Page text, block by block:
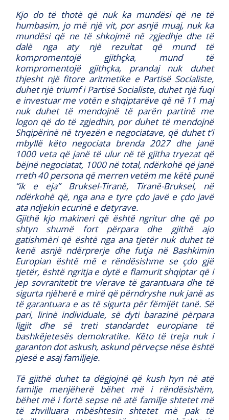
Kjo do të thotë që nuk ka mundësi që ne të
humbasim, jo më një vit, por asnjë muaj, nuk ka
mundësi që ne të shkojmë në zgjedhje dhe të
dalë nga aty një rezultat që mund të
kompromentojë gjithçka, mund të
kompromentojë gjithçka, prandaj nuk duhet
thjesht një fitore aritmetike e Partisë Socialiste,
duhet një triumf i Partisë Socialiste, duhet një fuqi
e investuar me votën e shqiptarëve që në 11 maj
nuk duhet të mendojnë të parën partinë me
logon që do të zgjedhin, por duhet të mendojnë
Shqipërinë në tryezën e negociatave, që duhet t’i
mbyllë këto negociata brenda 2027 dhe janë
1000 veta që janë të ulur në të gjitha tryezat që
bëjnë negociatat, 1000 në total, ndërkohë që janë
rreth 40 persona që merren vetëm me këtë punë
“ik e eja” Bruksel-Tiranë, Tiranë-Bruksel, në
ndërkohë që, nga ana e tyre çdo javë e çdo javë
ata ndjekin ecurinë e detyrave.
Gjithë kjo makineri që është ngritur dhe që po
shtyn shumë fort përpara dhe gjithë ajo
gatishmëri që është nga ana tjetër nuk duhet të
kenë asnjë ndërprerje dhe futja në Bashkimin
Europian është më e rëndësishme se çdo gjë
tjetër, është ngritja e dytë e flamurit shqiptar që i
jep sovranitetit tre vlerave të garantuara dhe të
sigurta njëherë e mirë që përndryshe nuk janë as
të garantuara e as të sigurta për fëmijët tanë. Së
pari, lirinë individuale, së dyti barazinë përpara
ligjit dhe së treti standardet europiane të
bashkëjetesës demokratike. Këto të treja nuk i
garanton dot askush, askund përveçse nëse është
pjesë e asaj familjeje.
Të gjithë duhet ta dëgjojnë që kush hyn në atë
familje menjëherë bëhet më i rëndësishëm,
bëhet më i fortë sepse në atë familje shtetet më
të zhvilluara mbështesin shtetet më pak të